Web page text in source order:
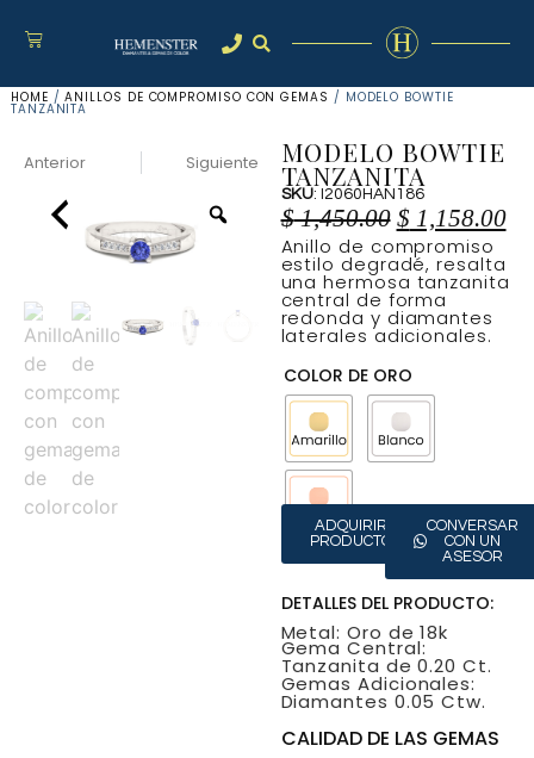
HOME /ANILLOS DE COMPROMISO CON GEMAS / MODELO BOWTIE
TANZANITA
Anterior Siguiente MODELO BOWTIE
TANZANITA
SKU: I2060HAN186
$1,450.00 $ 1,158.00
Anillo de compromiso
estilo degradé, resalta
una hermosa tanzanita
central de forma
redonda y diamantes
laterales adicionales.
COLOR DE ORO
ADQUIRIR
PRODUCTO
CONVERSAR
CON UN
ASESOR
DETALLES DEL PRODUCTO:
Metal: Oro de 18k
Gema Central:
Tanzanita de 0.20 Ct.
Gemas Adicionales:
Diamantes 0.05 Ctw.
CALIDAD DE LAS GEMAS